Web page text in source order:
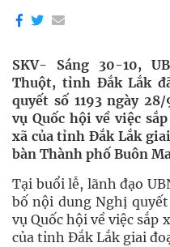
SKV- Sáng 30-10,
Thuột, tỉnh Đắk Lắk
quyết số 1193 ngày
vụ Quốc hội về việc
xã của tỉnh Đắk Lắk
bàn Thành phố Buôn
Tại buổi lễ, lãnh đạo
bố nội dung Nghị quyết
vụ Quốc hội về việc sắp
của tỉnh Đắk Lắk giai